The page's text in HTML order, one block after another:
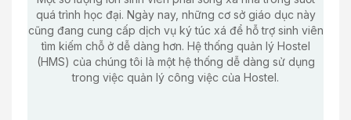
quá trình học đại. Ngày nay, những cơ sở giáo dục này
cũng đang cung cấp dịch vụ ký túc xá để hỗ trợ sinh viên
tìm kiếm chỗ ở dễ dàng hơn. Hệ thống quản lý Hostel
(HMS) của chúng tôi là một hệ thống dễ dàng sử dụng
trong việc quản lý công việc của Hostel.